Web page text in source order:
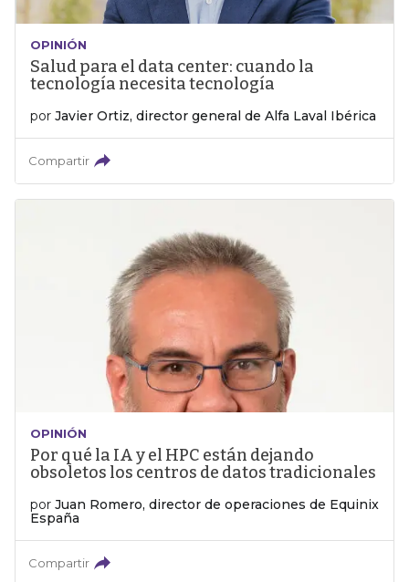
OPINIÓN
Salud para el data center: cuando la
tecnología necesita tecnología
por Javier Ortiz, director general de Alfa Laval Ibérica
Compartir
OPINIÓN
Por qué la IA y el HPC están dejando
obsoletos los centros de datos tradicionales
por Juan Romero, director de operaciones de Equinix
España
Compartir